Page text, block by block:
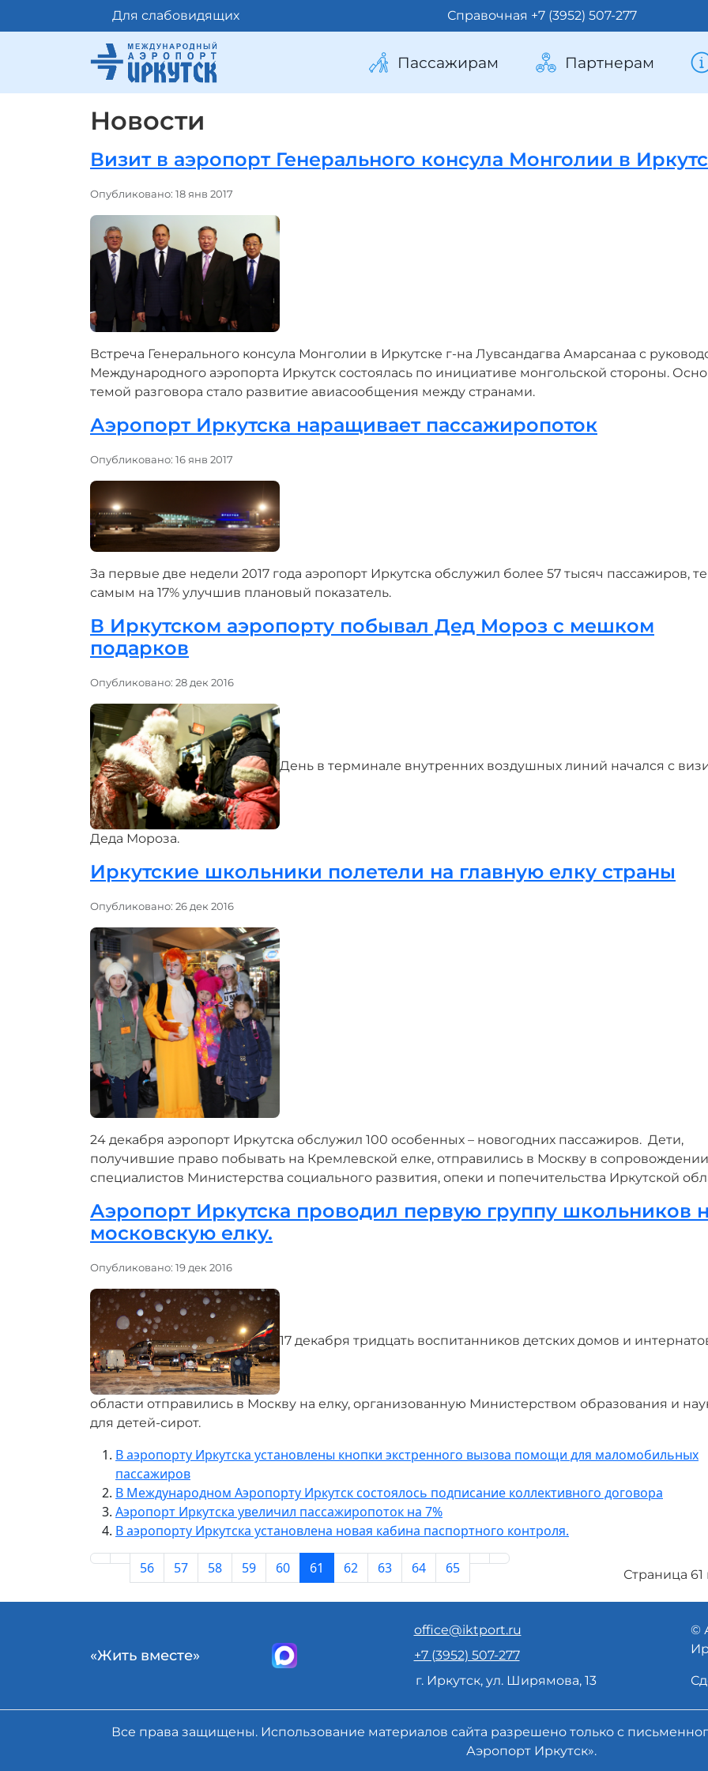
Для слабовидящих Справочная +7 (3952) 507-277
Пассажирам Партнерам
Новости
Визит в аэропорт Генерального консула Монголии в
Информация о материале
Опубликовано: 18 янв 2017
Встреча Генерального консула Монголии в Иркутске г-на Лувсандагва Амарсанаа с
Международного аэропорта Иркутск состоялась по инициативе монгольской стороны.
темой разговора стало развитие авиасообщения между странами.
Аэропорт Иркутска наращивает пассажиропоток
Информация о материале
Опубликовано: 16 янв 2017
За первые две недели 2017 года аэропорт Иркутска обслужил более 57 тысяч пассажиров,
самым на 17% улучшив плановый показатель.
В Иркутском аэропорту побывал Дед Мороз с мешком
подарков
Информация о материале
Опубликовано: 28 дек 2016
День в терминале внутренних воздушных линий начался с
Деда Мороза.
Иркутские школьники полетели на главную елку страны
Информация о материале
Опубликовано: 26 дек 2016
24 декабря аэропорт Иркутска обслужил 100 особенных – новогодних пассажиров. Дети,
получившие право побывать на Кремлевской елке, отправились в Москву в сопровождении
специалистов Министерства социального развития, опеки и попечительства Иркутской
Аэропорт Иркутска проводил первую группу школьников
московскую елку.
Информация о материале
Опубликовано: 19 дек 2016
17 декабря тридцать воспитанников детских домов и
области отправились в Москву на елку, организованную Министерством образования и
для детей-сирот.
В аэропорту Иркутска установлены кнопки экстренного вызова помощи для маломобильных
пассажиров
В Международном Аэропорту Иркутск состоялось подписание коллективного договора
Аэропорт Иркутска увеличил пассажиропоток на 7%
В аэропорту Иркутска установлена новая кабина паспортного контроля.
Страница 61
56 57 58 59 60 61 62 63 64 65
«Жить вместе»
office@iktport.ru
+7 (3952) 507-277
г. Иркутск, ул. Ширямова, 13
©
Все права защищены. Использование материалов сайта разрешено только с
Аэропорт Иркутск».